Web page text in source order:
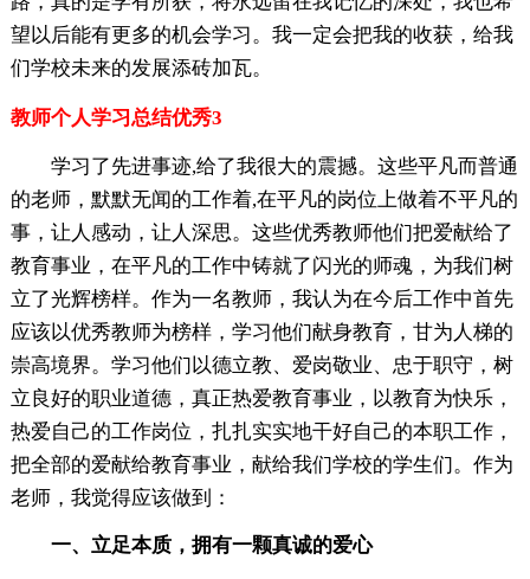
望以后能有更多的机会学习。我一定会把我的收获，给我
们学校未来的发展添砖加瓦。
教师个人学习总结优秀3
学习了先进事迹,给了我很大的震撼。这些平凡而普通
的老师，默默无闻的工作着,在平凡的岗位上做着不平凡的
事，让人感动，让人深思。这些优秀教师他们把爱献给了
教育事业，在平凡的工作中铸就了闪光的师魂，为我们树
立了光辉榜样。作为一名教师，我认为在今后工作中首先
应该以优秀教师为榜样，学习他们献身教育，甘为人梯的
崇高境界。学习他们以德立教、爱岗敬业、忠于职守，树
立良好的职业道德，真正热爱教育事业，以教育为快乐，
热爱自己的工作岗位，扎扎实实地干好自己的本职工作，
把全部的爱献给教育事业，献给我们学校的学生们。作为
老师，我觉得应该做到：
一、立足本质，拥有一颗真诚的爱心